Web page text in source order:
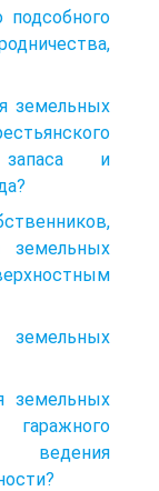
подсобного
земельных
и
земельных
земельных